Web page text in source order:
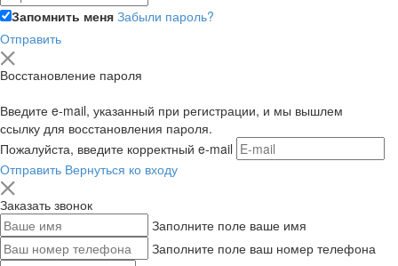
Запомнить меня Забыли пароль?
Отправить
Восстановление пароля
Введите e-mail, указанный при регистрации, и мы вышлем
ссылку для восстановления пароля.
Пожалуйста, введите корректный e-mail
Отправить Вернуться ко входу
Заказать звонок
Заполните поле ваше имя
Заполните поле ваш номер телефона